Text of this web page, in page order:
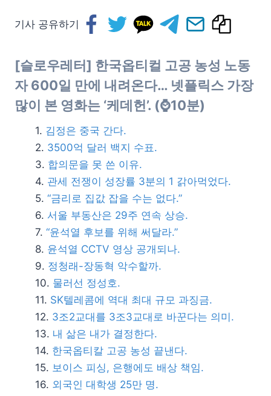
기사 공유하기
[슬로우레터] 한국옵티컬 고공 농성 노동
자 600일 만에 내려온다… 넷플릭스 가장
많이 본 영화는 ‘케데헌’. (⌚10분)
김정은 중국 간다.
3500억 달러 백지 수표.
합의문을 못 쓴 이유.
관세 전쟁이 성장률 3분의 1 갉아먹었다.
“금리로 집값 잡을 수는 없다.”
서울 부동산은 29주 연속 상승.
“윤석열 후보를 위해 써달라.”
윤석열 CCTV 영상 공개되나.
정청래-장동혁 악수할까.
물러선 정성호.
SK텔레콤에 역대 최대 규모 과징금.
3조2교대를 3조3교대로 바꾼다는 의미.
내 삶은 내가 결정한다.
한국옵티칼 고공 농성 끝낸다.
보이스 피싱, 은행에도 배상 책임.
외국인 대학생 25만 명.